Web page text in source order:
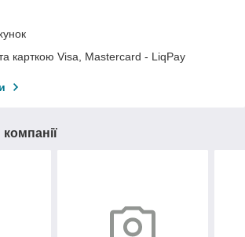
карткою Visa, Mastercard - LiqPay